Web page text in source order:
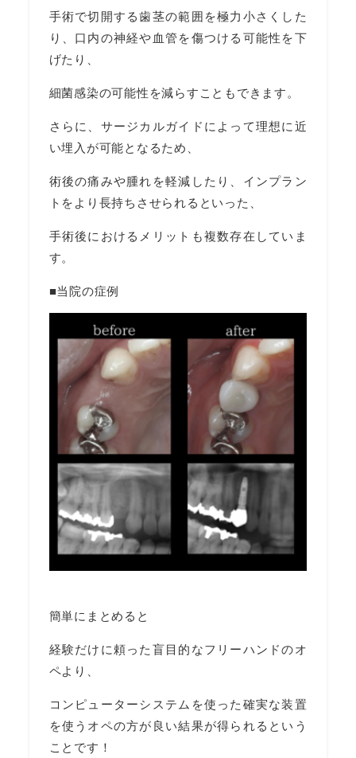
手術で切開する歯茎の範囲を極力小さくした
り、口内の神経や血管を傷つける可能性を下
げたり、
細菌感染の可能性を減らすこともできます。
さらに、サージカルガイドによって理想に近
い埋入が可能となるため、
術後の痛みや腫れを軽減したり、インプラン
トをより長持ちさせられるといった、
手術後におけるメリットも複数存在していま
す。
■当院の症例
簡単にまとめると
経験だけに頼った盲目的なフリーハンドのオ
ペより、
コンピューターシステムを使った確実な装置
を使うオペの方が良い結果が得られるという
ことです！